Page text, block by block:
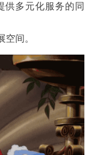
供多元化服务的同
间。